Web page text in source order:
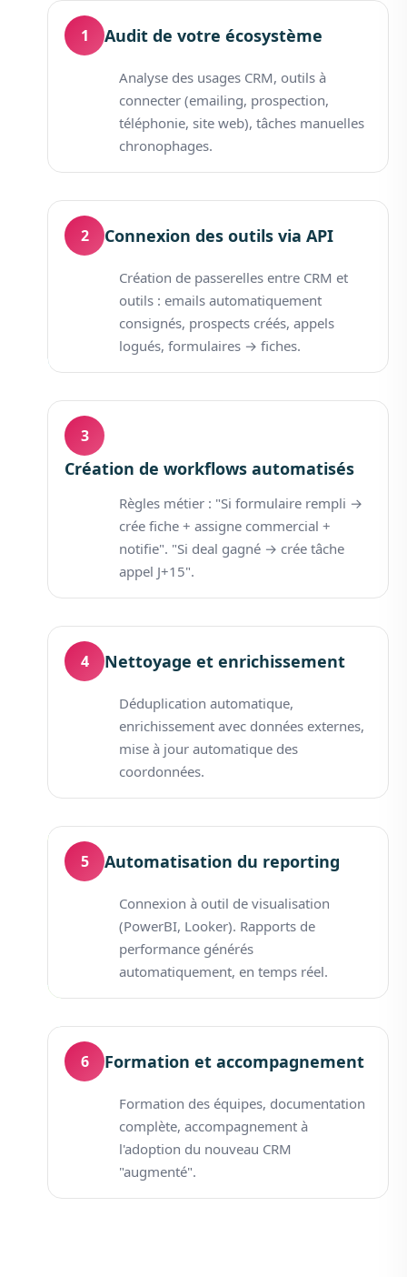
1 Audit de votre écosystème
Analyse des usages CRM, outils à
connecter (emailing, prospection,
téléphonie, site web), tâches manuelles
chronophages.
2 Connexion des outils via API
Création de passerelles entre CRM et
outils : emails automatiquement
consignés, prospects créés, appels
logués, formulaires → fiches.
3
Création de workflows automatisés
Règles métier : "Si formulaire rempli →
crée fiche + assigne commercial +
notifie". "Si deal gagné → crée tâche
appel J+15".
4 Nettoyage et enrichissement
Déduplication automatique,
enrichissement avec données externes,
mise à jour automatique des
coordonnées.
5 Automatisation du reporting
Connexion à outil de visualisation
(PowerBI, Looker). Rapports de
performance générés
automatiquement, en temps réel.
6 Formation et accompagnement
Formation des équipes, documentation
complète, accompagnement à
l'adoption du nouveau CRM
"augmenté".